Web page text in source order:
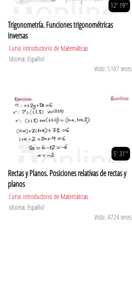
12' 19''
Trigonometría. Funciones trigonométricas
inversas
Curso introductorio de Matemáticas
Idioma: Español
Visto: 5107 veces
5' 31''
Rectas y Planos. Posiciones relativas de rectas y
planos
Curso introductorio de Matemáticas
Idioma: Español
Visto: 4724 veces